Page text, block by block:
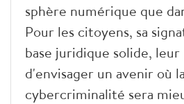
sphère numérique que
Pour les citoyens, sa
base juridique solide,
d'envisager un avenir où la
cybercriminalité sera